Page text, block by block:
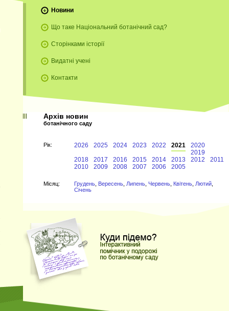
Новини
Що таке Національний ботанічний сад?
Сторінками історії
Видатні учені
Контакти
Архів новин
ботанічного саду
Рiк: 2026 2025 2024 2023 2022 2021
2020
2019
2018
2017 2016 2015 2014 2013 2012
2011
2010
2009 2008 2007 2006 2005
Мiсяц: Грудень Вересень Липень Червень Квітень Лютий
Січень